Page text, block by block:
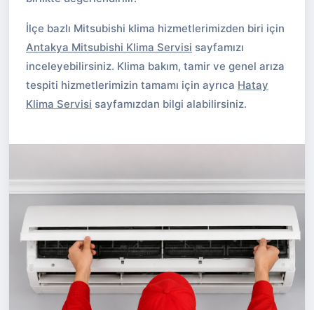
İlçe bazlı Mitsubishi klima hizmetlerimizden biri için
Antakya Mitsubishi Klima Servisi sayfamızı
inceleyebilirsiniz. Klima bakım, tamir ve genel arıza
tespiti hizmetlerimizin tamamı için ayrıca Hatay
Klima Servisi sayfamızdan bilgi alabilirsiniz.